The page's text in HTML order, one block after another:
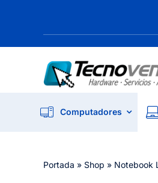
Computadores
Portada » Shop » Notebook